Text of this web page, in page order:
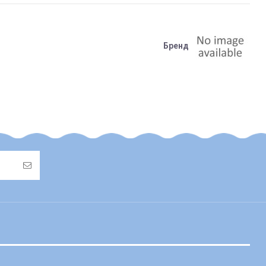
Бренд
на післяплату та адресну доставку)